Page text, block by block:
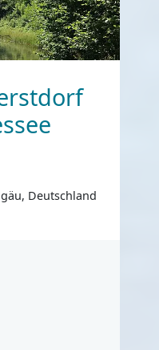
Deutschland